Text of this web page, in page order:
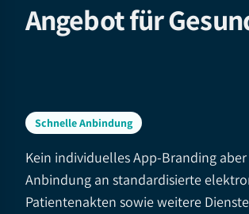
Angebot für
Schnelle Anbindung
Kein individuelles App-Branding
Anbindung an standardisierte
Patientenakten sowie weitere